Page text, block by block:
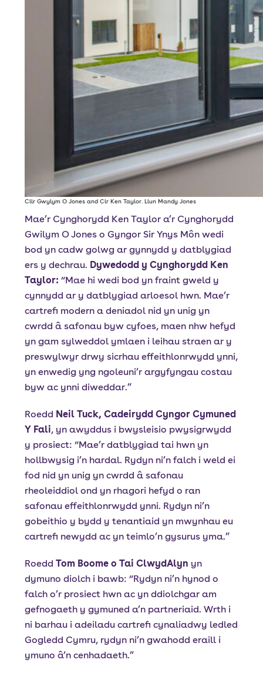
Cllr Gwylym O Jones and Clr Ken Taylor. Llun Mandy Jones
Mae’r Cynghorydd Ken Taylor a’r Cynghorydd
Gwilym O Jones o Gyngor Sir Ynys Môn wedi
bod yn cadw golwg ar gynnydd y datblygiad
ers y dechrau. Dywedodd y Cynghorydd Ken
Taylor: “Mae hi wedi bod yn fraint gweld y
cynnydd ar y datblygiad arloesol hwn. Mae’r
cartrefi modern a deniadol nid yn unig yn
cwrdd â safonau byw cyfoes, maen nhw hefyd
yn gam sylweddol ymlaen i leihau straen ar y
preswylwyr drwy sicrhau effeithlonrwydd ynni,
yn enwedig yng ngoleuni’r argyfyngau costau
byw ac ynni diweddar.”
Roedd Neil Tuck, Cadeirydd Cyngor Cymuned
Y Fali, yn awyddus i bwysleisio pwysigrwydd
y prosiect: “Mae’r datblygiad tai hwn yn
hollbwysig i’n hardal. Rydyn ni’n falch i weld ei
fod nid yn unig yn cwrdd â safonau
rheoleiddiol ond yn rhagori hefyd o ran
safonau effeithlonrwydd ynni. Rydyn ni’n
gobeithio y bydd y tenantiaid yn mwynhau eu
cartrefi newydd ac yn teimlo’n gysurus yma.”
Roedd Tom Boome o Tai ClwydAlyn yn
dymuno diolch i bawb: “Rydyn ni’n hynod o
falch o’r prosiect hwn ac yn ddiolchgar am
gefnogaeth y gymuned a’n partneriaid. Wrth i
ni barhau i adeiladu cartrefi cynaliadwy ledled
Gogledd Cymru, rydyn ni’n gwahodd eraill i
ymuno â’n cenhadaeth.”